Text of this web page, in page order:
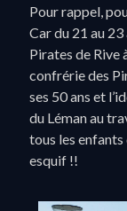
Pour rappel,
Car du 21 au
Pirates de Rive
confrérie des
ses 50 ans et
du Léman au
tous les enfants
esquif !!